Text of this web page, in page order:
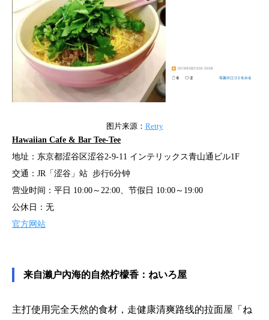
图片来源： Retty
Hawaiian Cafe & Bar Tee-Tee
地址：东京都涩谷区涩谷2-9-11 インテリックス青山通ビル1F
交通：JR「涩谷」站 步行6分钟
营业时间：平日 10:00～22:00、节假日 10:00～19:00
公休日：无
官方网站
来自濑户內海的自然柠檬香：ねいろ屋
主打使用完全天然的食材，走健康清爽路线的拉面屋「ね